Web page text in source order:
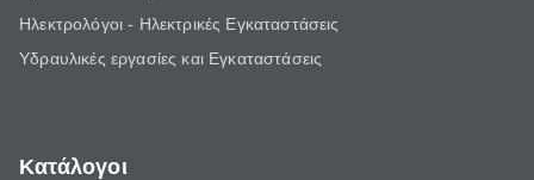
Ηλεκτρολόγοι - Ηλεκτρικές Εγκαταστάσεις
Υδραυλικές εργασίες και Εγκαταστάσεις
Κατάλογοι